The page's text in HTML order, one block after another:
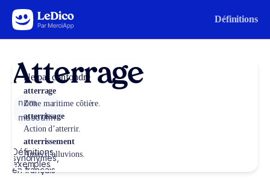
Aller au contenu Définitions
Atterrage
nom
masculin
Définitions,
synonymes,
exemples
en français
Ne pas confondre
atterrage
Zone maritime côtière.
atterrissage
Action d’atterrir.
atterrissement
Amas d’alluvions.